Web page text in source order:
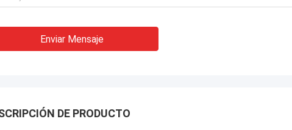
Enviar Mensaje
DE PRODUCTO